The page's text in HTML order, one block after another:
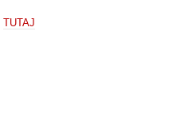
TUTAJ